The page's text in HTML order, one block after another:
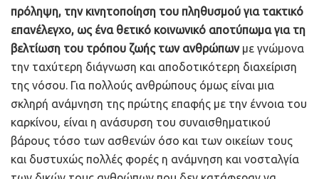
πρόληψη, την κινητοποίηση του πληθυσμού για τακτικό
επανέλεγχο, ως ένα θετικό κοινωνικό αποτύπωμα για τη
βελτίωση του τρόπου ζωής των ανθρώπωνμε γνώμονα
την ταχύτερη διάγνωση και αποδοτικότερη διαχείριση
της νόσου. Για πολλούς ανθρώπους όμως είναι μια
σκληρή ανάμνηση της πρώτης επαφής με την έννοια του
καρκίνου, είναι η ανάσυρση του συναισθηματικού
βάρους τόσο των ασθενών όσο και των οικείων τους
και δυστυχώς πολλές φορές η ανάμνηση και νοσταλγία